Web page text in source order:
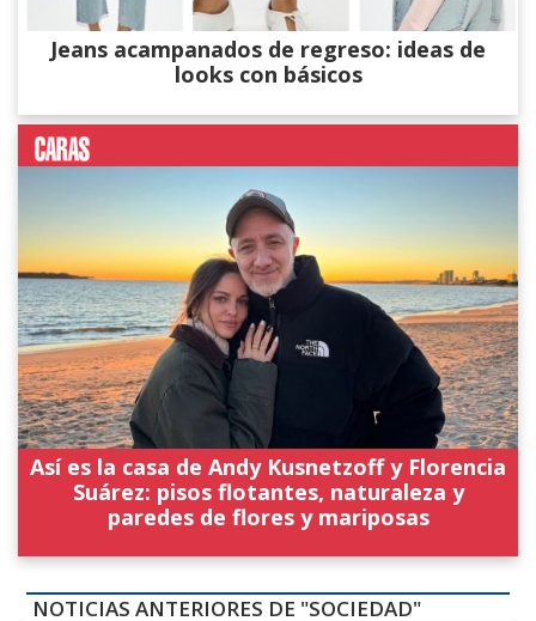
Jeans acampanados de regreso: ideas de
looks con básicos
Así es la casa de Andy Kusnetzoff y Florencia
Suárez: pisos flotantes, naturaleza y
paredes de flores y mariposas
NOTICIAS ANTERIORES DE "SOCIEDAD"